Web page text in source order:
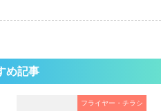
め記事
フライヤー・チラシ